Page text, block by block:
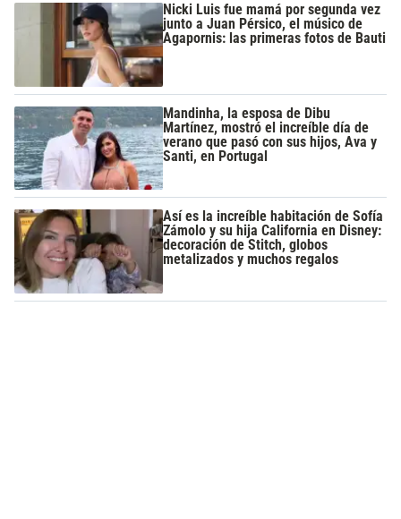
Nicki Luis fue mamá por segunda vez
junto a Juan Pérsico, el músico de
Agapornis: las primeras fotos de Bauti
Mandinha, la esposa de Dibu
Martínez, mostró el increíble día de
verano que pasó con sus hijos, Ava y
Santi, en Portugal
Así es la increíble habitación de Sofía
Zámolo y su hija California en Disney:
decoración de Stitch, globos
metalizados y muchos regalos